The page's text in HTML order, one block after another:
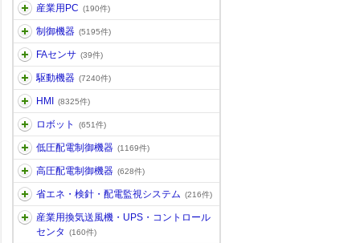
産業用PC (190件)
制御機器 (5195件)
FAセンサ (39件)
駆動機器 (7240件)
HMI (8325件)
ロボット (651件)
低圧配電制御機器 (1169件)
高圧配電制御機器 (628件)
省エネ・検針・配電監視システム (216件)
産業用換気送風機・UPS・コントロール
センタ
(160件)